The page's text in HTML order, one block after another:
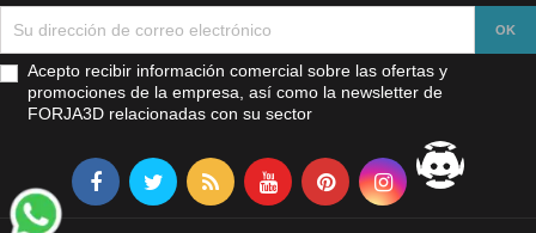
Acepto recibir información comercial sobre las ofertas y
promociones de la empresa, así como la newsletter de
FORJA3D relacionadas con su sector